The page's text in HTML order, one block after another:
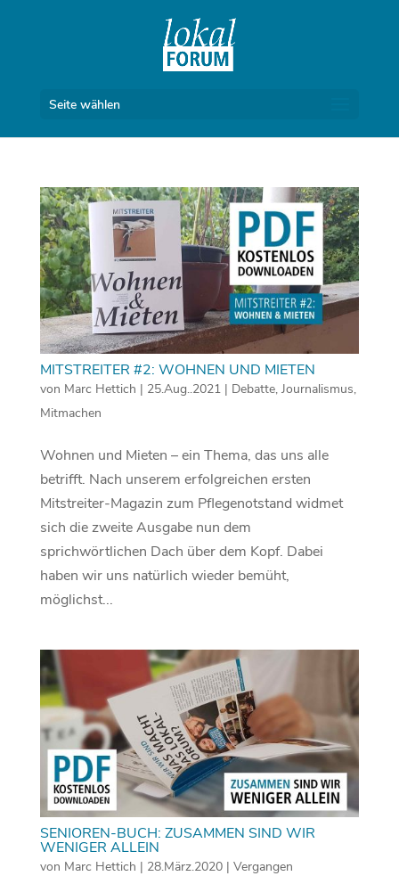
Seite wählen
MITSTREITER #2: WOHNEN UND MIETEN
von Marc Hettich | 25.Aug..2021| Debatte, Journalismus,
Mitmachen
Wohnen und Mieten – ein Thema, das uns alle
betrifft. Nach unserem erfolgreichen ersten
Mitstreiter-Magazin zum Pflegenotstand widmet
sich die zweite Ausgabe nun dem
sprichwörtlichen Dach über dem Kopf. Dabei
haben wir uns natürlich wieder bemüht,
möglichst...
SENIOREN-BUCH: ZUSAMMEN SIND WIR
WENIGER ALLEIN
von Marc Hettich | 28.März.2020| Vergangen